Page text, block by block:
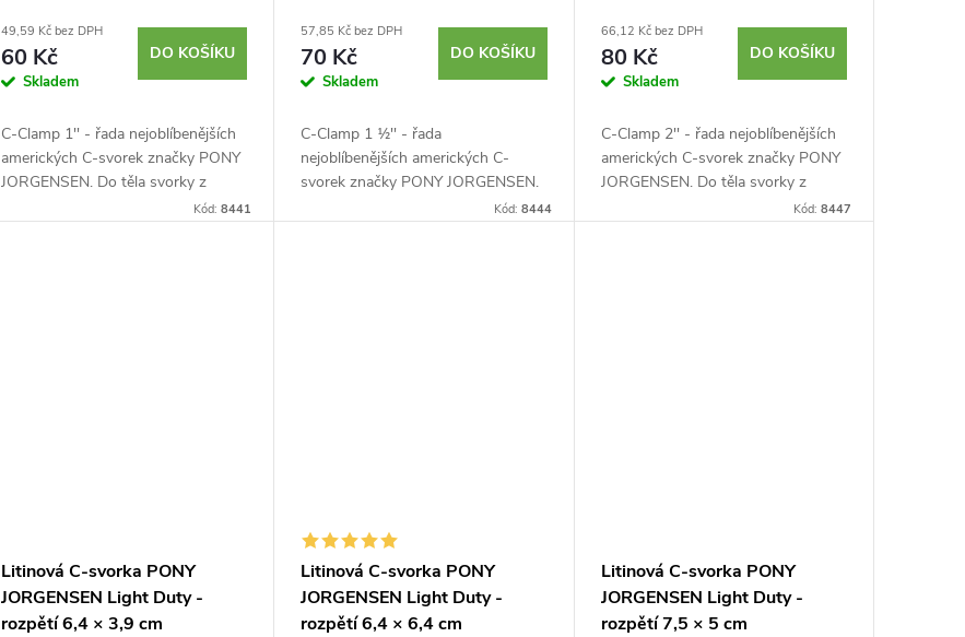
49,59 Kč bez DPH
60 Kč
Skladem
DO KOŠÍKU
C-Clamp 1'' - řada nejoblíbenějších
amerických C-svorek značky PONY
JORGENSEN. Do těla svorky z
tvárné litiny je usazen ocelový šroub
Kód:8441
57,85 Kč bez DPH
70 Kč
Skladem
DO KOŠÍKU
C-Clamp 1 1⁄2'' - řada
nejoblíbenějších amerických C-
svorek značky PONY JORGENSEN.
Do těla svorky z tvárné litiny je
Kód: 8444
66,12 Kč bez DPH
80 Kč
Skladem
DO KOŠÍKU
C-Clamp 2'' - řada nejoblíbenějších
amerických C-svorek značky PONY
JORGENSEN. Do těla svorky z
tvárné litiny je usazen ocelový šroub
Kód: 8447
Litinová C-svorka PONY
JORGENSEN Light Duty -
rozpětí 6,4 × 3,9 cm
Litinová C-svorka PONY
JORGENSEN Light Duty -
rozpětí 6,4 × 6,4 cm
Litinová C-svorka PONY
JORGENSEN Light Duty -
rozpětí 7,5 × 5 cm